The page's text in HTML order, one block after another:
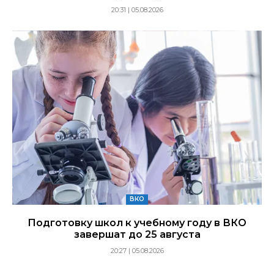
20:31 | 05.08.2026
ВКО
Подготовку школ к учебному году в ВКО
завершат до 25 августа
20:27 | 05.08.2026